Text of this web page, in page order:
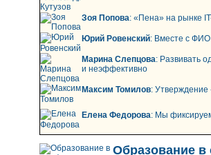
Зоя Попова: «Пена» на рынке
Юрий Ровенский: Вместе с ФИО
Марина Слепцова: Развивать
и неэффективно
Максим Томилов:
Елена Федорова: Мы
Образование